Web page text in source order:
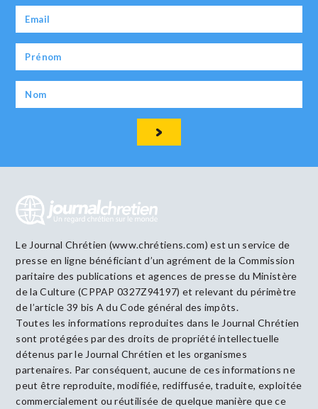
Le Journal Chrétien (www.chrétiens.com) est un service de
presse en ligne bénéficiant d’un agrément de la Commission
paritaire des publications et agences de presse du Ministère
de la Culture (CPPAP 0327Z94197) et relevant du périmètre
de l’article 39 bis A du Code général des impôts.
Toutes les informations reproduites dans le Journal Chrétien
sont protégées par des droits de propriété intellectuelle
détenus par le Journal Chrétien et les organismes
partenaires. Par conséquent, aucune de ces informations ne
peut être reproduite, modifiée, rediffusée, traduite, exploitée
commercialement ou réutilisée de quelque manière que ce